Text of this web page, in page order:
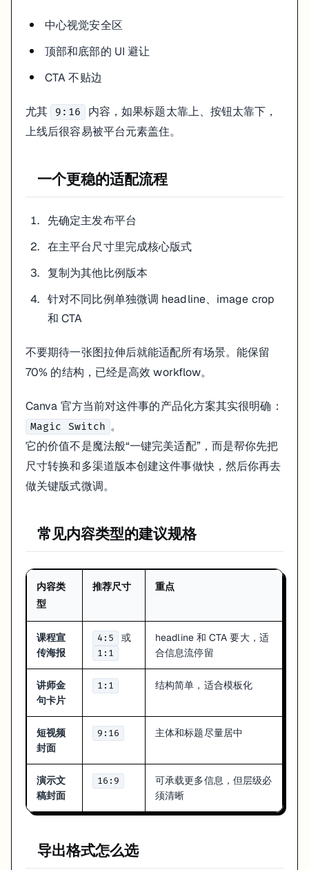
这时更应该回头做模板家族，而不是指望单个版面万能适配。
Related pages
Layout rules
Template workflow
中心视觉安全区
顶部和底部的 UI 避让
CTA 不贴边
尤其 9:16
内容，如果标题太靠上、按钮太靠下，
上线后很容易被平台元素盖住。
一个更稳的适配流程
先确定主发布平台
在主平台尺寸里完成核心版式
复制为其他比例版本
针对不同比例单独微调 headline、image crop
和 CTA
不要期待一张图拉伸后就能适配所有场景。能保留
70% 的结构，已经是高效 workflow。
Canva 官方当前对这件事的产品化方案其实很明确：
Magic Switch 。
它的价值不是魔法般“一键完美适配”，而是帮你先把
尺寸转换和多渠道版本创建这件事做快，然后你再去
做关键版式微调。
常见内容类型的建议规格
内容类
型
推荐尺寸 重点
课程宣
传海报
4:5 或
1:1
headline 和 CTA 要大，适
合信息流停留
讲师金
句卡片
1:1 结构简单，适合模板化
短视频
封面
9:16 主体和标题尽量居中
演示文
稿封面
16:9
可承载更多信息，但层级必
须清晰
导出格式怎么选